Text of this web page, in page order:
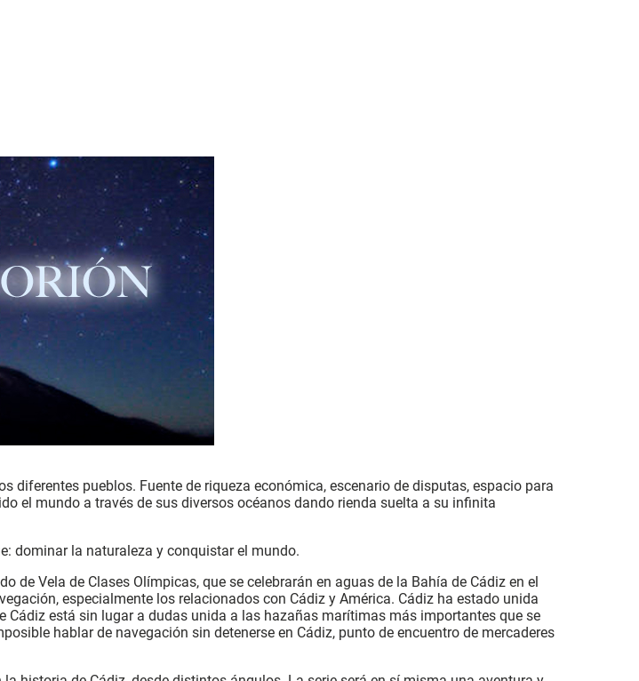
diferentes pueblos. Fuente de riqueza económica, escenario de disputas, espacio para
el mundo a través de sus diversos océanos dando rienda suelta a su infinita
dominar la naturaleza y conquistar el mundo.
Vela de Clases Olímpicas, que se celebrarán en aguas de la Bahía de Cádiz en el
especialmente los relacionados con Cádiz y América. Cádiz ha estado unida
está sin lugar a dudas unida a las hazañas marítimas más importantes que se
hablar de navegación sin detenerse en Cádiz, punto de encuentro de mercaderes